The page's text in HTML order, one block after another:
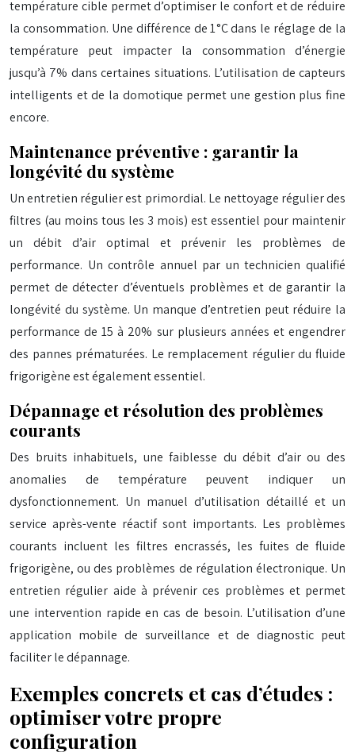
température cible permet d’optimiser le confort et de réduire
la consommation. Une différence de 1°C dans le réglage de la
température peut impacter la consommation d’énergie
jusqu’à 7% dans certaines situations. L’utilisation de capteurs
intelligents et de la domotique permet une gestion plus fine
encore.
Maintenance préventive : garantir la
longévité du système
Un entretien régulier est primordial. Le nettoyage régulier des
filtres (au moins tous les 3 mois) est essentiel pour maintenir
un débit d’air optimal et prévenir les problèmes de
performance. Un contrôle annuel par un technicien qualifié
permet de détecter d’éventuels problèmes et de garantir la
longévité du système. Un manque d’entretien peut réduire la
performance de 15 à 20% sur plusieurs années et engendrer
des pannes prématurées. Le remplacement régulier du fluide
frigorigène est également essentiel.
Dépannage et résolution des problèmes
courants
Des bruits inhabituels, une faiblesse du débit d’air ou des
anomalies de température peuvent indiquer un
dysfonctionnement. Un manuel d’utilisation détaillé et un
service après-vente réactif sont importants. Les problèmes
courants incluent les filtres encrassés, les fuites de fluide
frigorigène, ou des problèmes de régulation électronique. Un
entretien régulier aide à prévenir ces problèmes et permet
une intervention rapide en cas de besoin. L’utilisation d’une
application mobile de surveillance et de diagnostic peut
faciliter le dépannage.
Exemples concrets et cas d’études :
optimiser votre propre
configuration